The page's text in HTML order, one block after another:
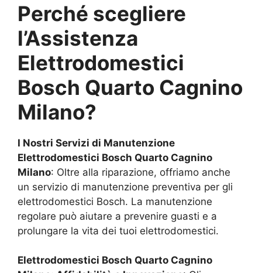
Perché scegliere
l’Assistenza
Elettrodomestici
Bosch Quarto Cagnino
Milano?
I Nostri Servizi di Manutenzione
Elettrodomestici Bosch Quarto Cagnino
Milano: Oltre alla riparazione, offriamo anche
un servizio di manutenzione preventiva per gli
elettrodomestici Bosch. La manutenzione
regolare può aiutare a prevenire guasti e a
prolungare la vita dei tuoi elettrodomestici.
Elettrodomestici Bosch Quarto Cagnino